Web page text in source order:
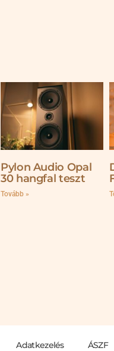
Pylon Audio Opal
30 hangfal teszt
Tovább »
Adatkezelés ÁSZF